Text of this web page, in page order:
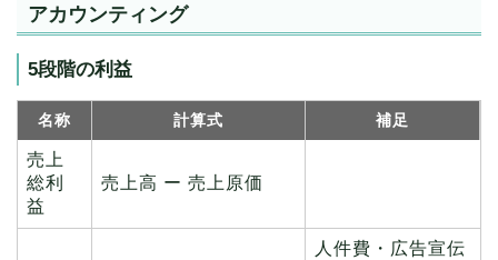
アカウンティング
5段階の利益
名称 計算式 補足
売上
総利
益
売上高 ー 売上原価
人件費・広告宣伝